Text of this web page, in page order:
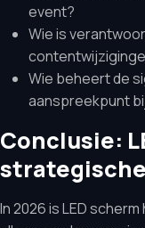
event?
Wie is
Wie beheert de
aanspreekpunt
Conclusie:
In 2026 is LED